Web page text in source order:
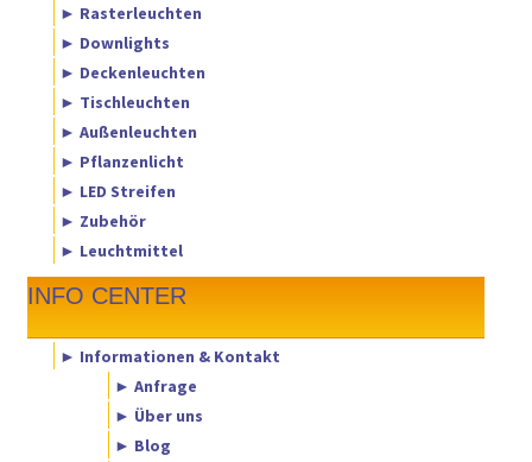
► Rasterleuchten
► Downlights
► Deckenleuchten
► Tischleuchten
► Außenleuchten
► Pflanzenlicht
► LED Streifen
► Zubehör
► Leuchtmittel
INFO CENTER
► Informationen & Kontakt
► Anfrage
► Über uns
► Blog